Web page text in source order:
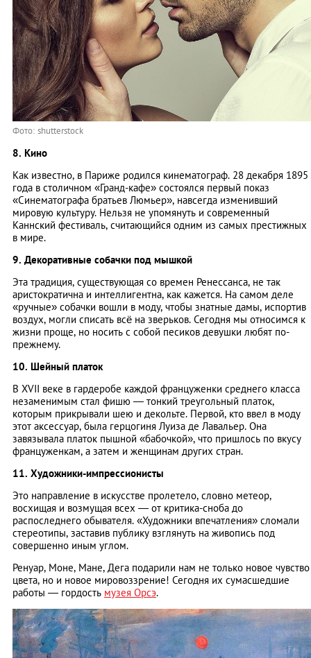
Фото: shutterstock
8. Кино
Как известно, в Париже родился кинематограф. 28 декабря 1895
года в столичном «Гранд-кафе» состоялся первый показ
«Синематографа братьев Люмьер», навсегда изменивший
мировую культуру. Нельзя не упомянуть и современный
Каннский фестиваль, считающийся одним из самых престижных
в мире.
9. Декоративные собачки под мышкой
Эта традиция, существующая со времен Ренессанса, не так
аристократична и интеллигентна, как кажется. На самом деле
«ручные» собачки вошли в моду, чтобы знатные дамы, испортив
воздух, могли списать всё на зверьков. Сегодня мы относимся к
жизни проще, но носить с собой песиков девушки любят по-
прежнему.
10. Шейный платок
В XVII веке в гардеробе каждой француженки среднего класса
незаменимым стал фишю ― тонкий треугольный платок,
которым прикрывали шею и декольте. Первой, кто ввел в моду
этот аксессуар, была герцогиня Луиза де Лавальер. Она
завязывала платок пышной «бабочкой», что пришлось по вкусу
француженкам, а затем и женщинам других стран.
11. Художники-импрессионисты
Это направление в искусстве пролетело, словно метеор,
восхищая и возмущая всех ― от критика-сноба до
распоследнего обывателя. «Художники впечатления» сломали
стереотипы, заставив публику взглянуть на живопись под
совершенно иным углом.
Ренуар, Моне, Мане, Дега подарили нам не только новое чувство
цвета, но и новое мировоззрение! Сегодня их сумасшедшие
работы ― гордость музея Орсэ.